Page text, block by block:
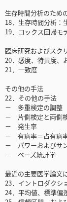
生存時間分析のため
18．生存時間分析：
19．コックス回帰モ
臨床研究およびスク
20．感度、特異度、
21．一致度
その他の手法
22．その他の手法
－ 多重検定の調整
－ 片側検定と両側
－ 発生率
－ 有病率＝占有病
－ パワーおよびサ
－ ベーズ統計学
最近の主要医学論文
23．イントロダクシ
24．平均値、標準偏